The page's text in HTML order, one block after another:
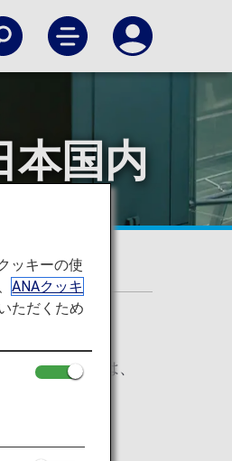
本国内
内持ち込みは、
ッキーの使
ANAクッキ
ただくため